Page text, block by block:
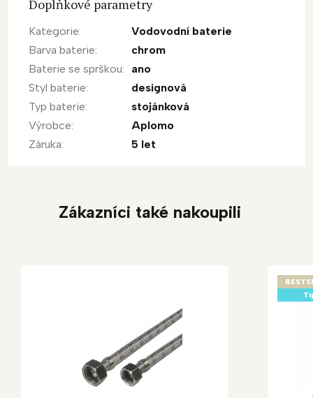
Doplňkové parametry
Kategorie:
Vodovodní baterie
Barva baterie:
chrom
Baterie se sprškou:
ano
Styl baterie:
designová
Typ baterie:
stojánková
Výrobce:
Aplomo
Záruka: 5 let
Zákazníci také nakoupili